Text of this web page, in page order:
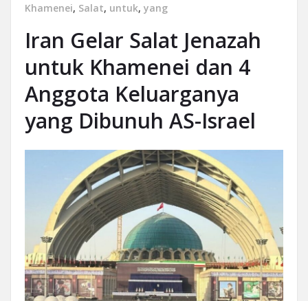
Khamenei, Salat, untuk, yang
Iran Gelar Salat Jenazah
untuk Khamenei dan 4
Anggota Keluarganya
yang Dibunuh AS-Israel